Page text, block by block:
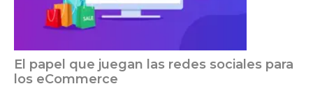
El papel que juegan las redes sociales para
los eCommerce